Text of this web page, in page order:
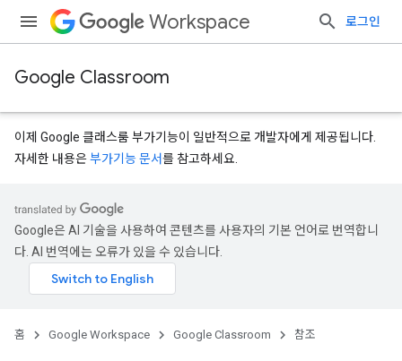
Workspace 로그인
Google Classroom
이제 Google 클래스룸 부가기능이 일반적으로 개발자에게 제공됩니다.
자세한 내용은부가기능 문서를 참고하세요.
Google은 AI 기술을 사용하여 콘텐츠를 사용자의 기본 언어로 번역합니
다. AI 번역에는 오류가 있을 수 있습니다.
홈 Google Workspace Google Classroom 참조